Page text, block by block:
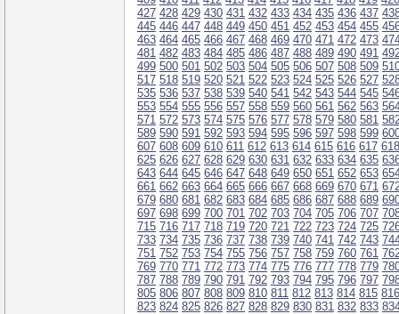
427 428 429 430 431 432 433 434 435 436 437
445 446 447 448 449 450 451 452 453 454 455
463 464 465 466 467 468 469 470 471 472 473
481 482 483 484 485 486 487 488 489 490 491
499 500 501 502 503 504 505 506 507 508 509
517 518 519 520 521 522 523 524 525 526 527
535 536 537 538 539 540 541 542 543 544 545
553 554 555 556 557 558 559 560 561 562 563
571 572 573 574 575 576 577 578 579 580 581
589 590 591 592 593 594 595 596 597 598 599
607 608 609 610 611 612 613 614 615 616 617 618
625 626 627 628 629 630 631 632 633 634 635
643 644 645 646 647 648 649 650 651 652 653
661 662 663 664 665 666 667 668 669 670 671
679 680 681 682 683 684 685 686 687 688 689
697 698 699 700 701 702 703 704 705 706 707
715 716 717 718 719 720 721 722 723 724 725
733 734 735 736 737 738 739 740 741 742 743
751 752 753 754 755 756 757 758 759 760 761
769 770 771 772 773 774 775 776 777 778 779
787 788 789 790 791 792 793 794 795 796 797
805 806 807 808 809 810 811 812 813 814 815 816
823 824 825 826 827 828 829 830 831 832 833